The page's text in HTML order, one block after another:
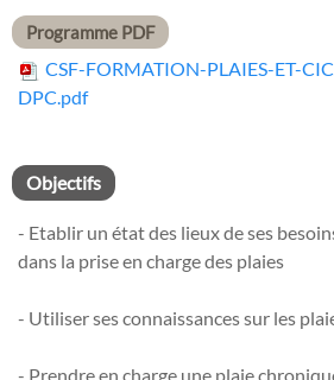
Programme PDF
CSF-FORMATION-PLAIES-ET-
DPC.pdf
Objectifs
- Etablir un état des lieux de ses
dans la prise en charge des plaies
- Utiliser ses connaissances sur les
- Prendre en charge une plaie